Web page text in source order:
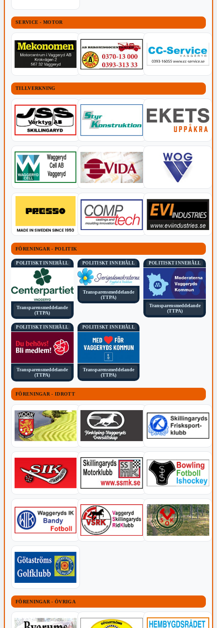
SERVICE - MOTOR
TILLVERKNING
FÖRENINGAR - POLITIK
POLITISKT INNEHÅLL
Transparensmeddelande
(TTPA)
POLITISKT INNEHÅLL
Transparensmeddelande
(TTPA)
POLITISKT INNEHÅLL
Transparensmeddelande
(TTPA)
POLITISKT INNEHÅLL
Transparensmeddelande
(TTPA)
POLITISKT INNEHÅLL
Transparensmeddelande
(TTPA)
FÖRENINGAR - IDROTT
FÖRENINGAR - ÖVRIGA